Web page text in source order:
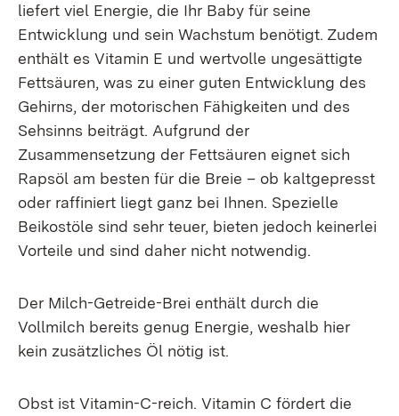
liefert viel Energie, die Ihr Baby für seine
Entwicklung und sein Wachstum benötigt. Zudem
enthält es Vitamin E und wertvolle ungesättigte
Fettsäuren, was zu einer guten Entwicklung des
Gehirns, der motorischen Fähigkeiten und des
Sehsinns beiträgt. Aufgrund der
Zusammensetzung der Fettsäuren eignet sich
Rapsöl am besten für die Breie – ob kaltgepresst
oder raffiniert liegt ganz bei Ihnen. Spezielle
Beikostöle sind sehr teuer, bieten jedoch keinerlei
Vorteile und sind daher nicht notwendig.
Der Milch-Getreide-Brei enthält durch die
Vollmilch bereits genug Energie, weshalb hier
kein zusätzliches Öl nötig ist.
Obst ist Vitamin-C-reich. Vitamin C fördert die